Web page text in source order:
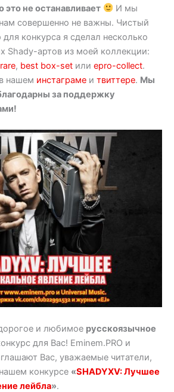
это не останавливает
И мы
совершенно не важны. Чистый
конкурса я сделал несколько
Shady-артов из моей коллекции:
, best box-set или epro-collect.
нашем инстаграме и твиттере. Мы
за поддержку
и любимое русскоязычное
для Вас! Eminem.PRO и
Вас, уважаемые читатели,
конкурсе «SHADYXV: Лучшее
лейбла».